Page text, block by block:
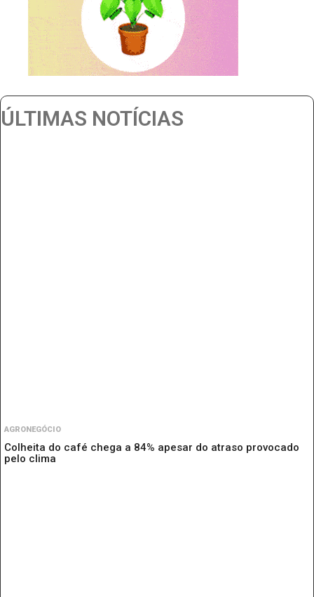
ÚLTIMAS NOTÍCIAS
AGRONEGÓCIO
Colheita do café chega a 84% apesar do atraso provocado
pelo clima